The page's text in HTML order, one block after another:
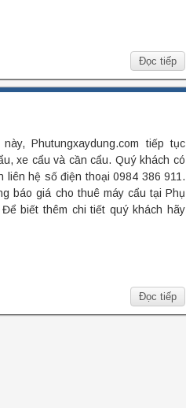
Đọc tiếp
Phutungxaydung.com tiếp tục
xe cẩu và cần cẩu. Quý khách có
liên hệ số điện thoại 0984 386 911.
báo giá cho thuê máy cẩu tại Phụ
biết thêm chi tiết quý khách hãy
Đọc tiếp